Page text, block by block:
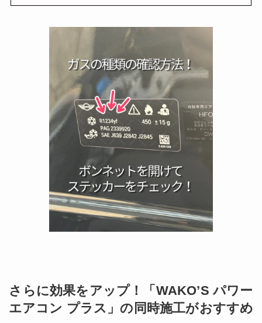
さらに効果をアップ！「WAKO’S パワー
エアコン プラス」の同時施工がおすすめ